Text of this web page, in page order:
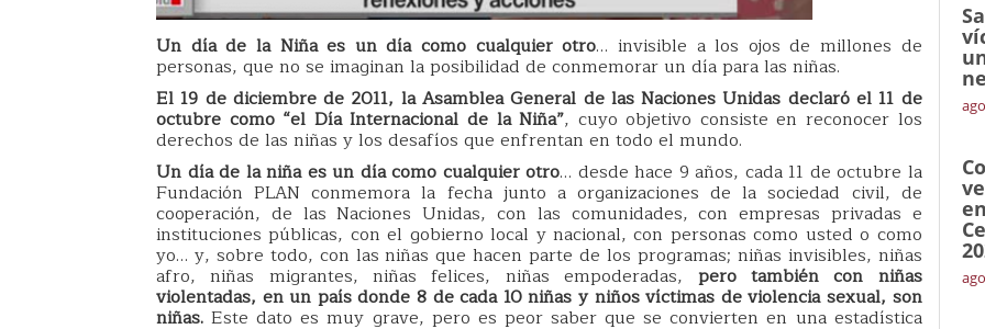
Un día de la Niña es un día como cualquier otro… invisible a los ojos de millones de
personas, que no se imaginan la posibilidad de conmemorar un día para las niñas.
El 19 de diciembre de 2011, la Asamblea General de las Naciones Unidas declaró el 11 de
octubre como “el Día Internacional de la Niña”, cuyo objetivo consiste en reconocer los
derechos de las niñas y los desafíos que enfrentan en todo el mundo.
Un día de la niña es un día como cualquier otro… desde hace 9 años, cada 11 de octubre la
Fundación PLAN conmemora la fecha junto a organizaciones de la sociedad civil, de
cooperación, de las Naciones Unidas, con las comunidades, con empresas privadas e
instituciones públicas, con el gobierno local y nacional, con personas como usted o como
yo… y, sobre todo, con las niñas que hacen parte de los programas; niñas invisibles, niñas
afro, niñas migrantes, niñas felices, niñas empoderadas, pero también con niñas
violentadas, en un país donde 8 de cada 10 niñas y niños víctimas de violencia sexual, son
niñas. Este dato es muy grave, pero es peor saber que se convierten en una estadística